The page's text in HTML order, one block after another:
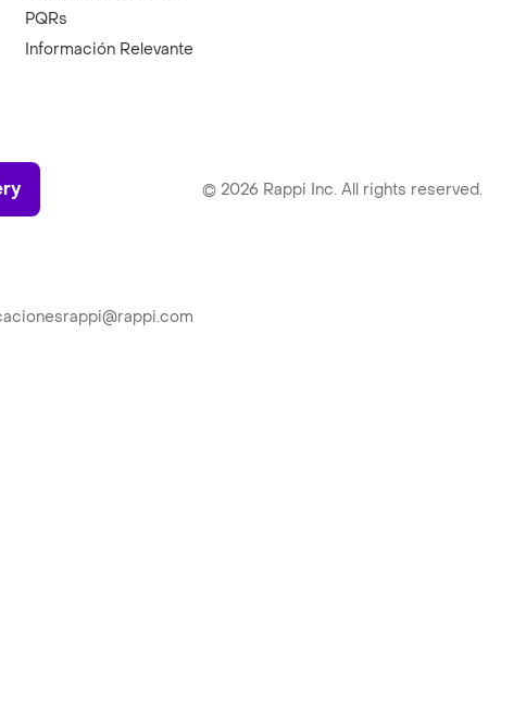
PQRs
Información Relevante
© 2026 Rappi Inc. All rights reserved.